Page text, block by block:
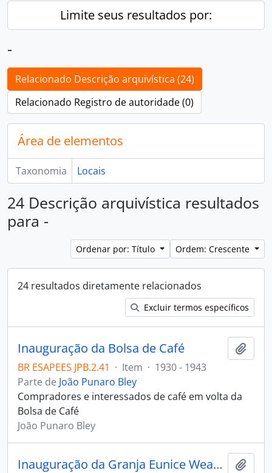
Limite seus resultados por:
-
Relacionado Descrição arquivística (24)
Relacionado Registro de autoridade (0)
Área de elementos
Taxonomia Locais
24 Descrição arquivística resultados
para -
Ordenar por: Título Ordem: Crescente
24 resultados diretamente relacionados
Excluir termos específicos
Inauguração da Bolsa de Café
BR ESAPEES JPB.2.41 · Item · 1930 - 1943
Parte de João Punaro Bley
Compradores e interessados de café em volta da
Bolsa de Café
João Punaro Bley
Inauguração da Granja Eunice Weaver